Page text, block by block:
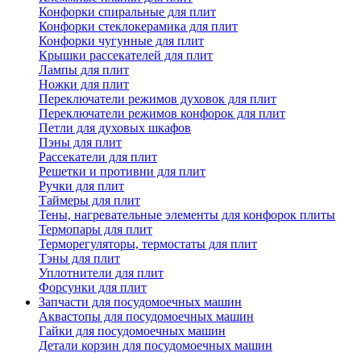
Конфорки спиральные для плит
Конфорки стеклокерамика для плит
Конфорки чугунные для плит
Крышки рассекателей для плит
Лампы для плит
Ножки для плит
Переключатели режимов духовок для плит
Переключатели режимов конфорок для плит
Петли для духовых шкафов
Пэны для плит
Рассекатели для плит
Решетки и противни для плит
Ручки для плит
Таймеры для плит
Тены, нагревательные элементы для конфорок плиты
Термопары для плит
Терморегуляторы, термостаты для плит
Тэны для плит
Уплотнители для плит
Форсунки для плит
Запчасти для посудомоечных машин
Аквастопы для посудомоечных машин
Гайки для посудомоечных машин
Детали корзин для посудомоечных машин